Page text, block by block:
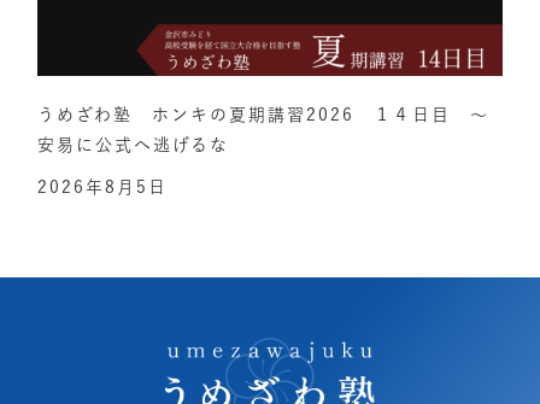
うめざわ塾 ホンキの夏期講習2026 １４日目 ～
安易に公式へ逃げるな
2026年8月5日